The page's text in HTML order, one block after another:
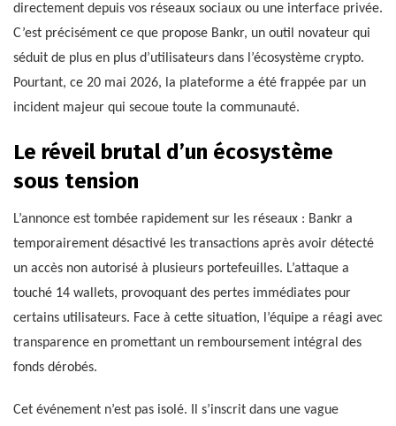
directement depuis vos réseaux sociaux ou une interface privée.
C’est précisément ce que propose Bankr, un outil novateur qui
séduit de plus en plus d’utilisateurs dans l’écosystème crypto.
Pourtant, ce 20 mai 2026, la plateforme a été frappée par un
incident majeur qui secoue toute la communauté.
Le réveil brutal d’un écosystème
sous tension
L’annonce est tombée rapidement sur les réseaux : Bankr a
temporairement désactivé les transactions après avoir détecté
un accès non autorisé à plusieurs portefeuilles. L’attaque a
touché 14 wallets, provoquant des pertes immédiates pour
certains utilisateurs. Face à cette situation, l’équipe a réagi avec
transparence en promettant un remboursement intégral des
fonds dérobés.
Cet événement n’est pas isolé. Il s’inscrit dans une vague